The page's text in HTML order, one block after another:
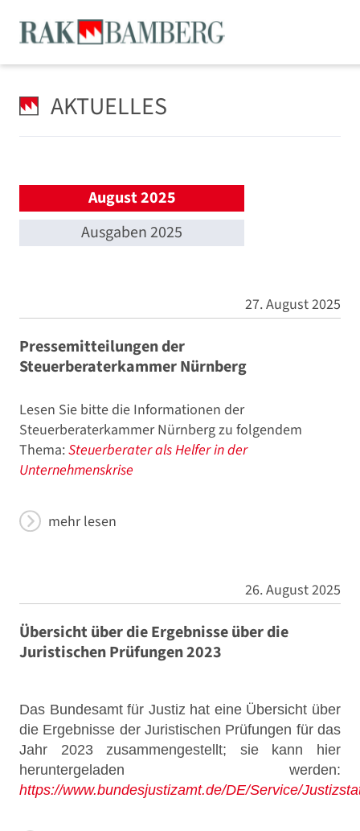
AKTUELLES
August 2025
Ausgaben 2025
27. August 2025
Pressemitteilungen der
Steuerberaterkammer Nürnberg
Lesen Sie bitte die Informationen der
Steuerberaterkammer Nürnberg zu folgendem
Thema:Steuerberater als Helfer in der
Unternehmenskrise
mehr lesen
26. August 2025
Übersicht über die Ergebnisse über die
Juristischen Prüfungen 2023
Das Bundesamt für Justiz hat eine Übersicht über
die Ergebnisse der Juristischen Prüfungen für das
Jahr 2023 zusammengestellt; sie kann hier
heruntergeladen werden:
https://www.bundesjustizamt.de/DE/Service/